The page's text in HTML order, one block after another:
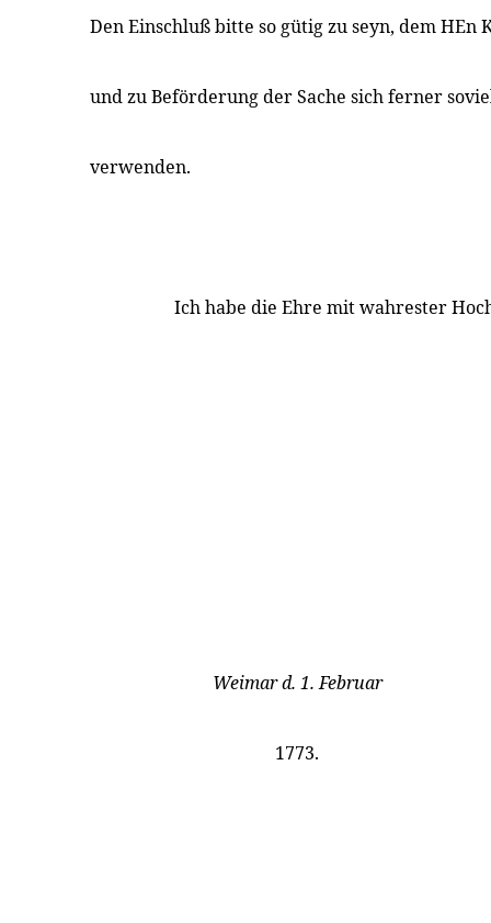
Den Einschluß bitte so gütig zu seyn, dem HEn
und zu Beförderung der Sache sich ferner
verwenden.
Ich habe die Ehre mit wahrester
Weimar d. 1. Februar
1773.